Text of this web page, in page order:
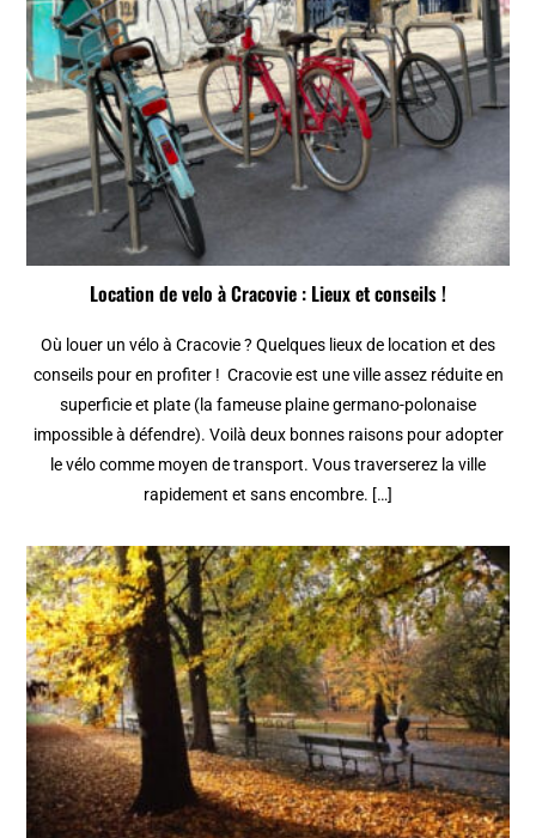
Location de velo à Cracovie : Lieux et conseils !
Où louer un vélo à Cracovie ? Quelques lieux de location et des
conseils pour en profiter ! Cracovie est une ville assez réduite en
superficie et plate (la fameuse plaine germano-polonaise
impossible à défendre). Voilà deux bonnes raisons pour adopter
le vélo comme moyen de transport. Vous traverserez la ville
rapidement et sans encombre. […]